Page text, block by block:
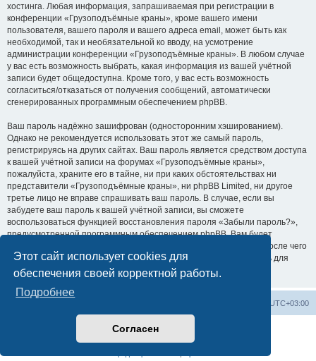
Этот сайт использует cookies для
обеспечения своей корректной работы.
Подробнее
Согласен
хостинга. Любая информация, запрашиваемая при регистрации в
конференции «Грузоподъёмные краны», кроме вашего имени
пользователя, вашего пароля и вашего адреса email, может быть как
необходимой, так и необязательной ко вводу, на усмотрение
администрации конференции «Грузоподъёмные краны». В любом случае
у вас есть возможность выбрать, какая информация из вашей учётной
записи будет общедоступна. Кроме того, у вас есть возможность
согласиться/отказаться от получения сообщений, автоматически
сгенерированных программным обеспечением phpBB.
Ваш пароль надёжно зашифрован (односторонним хэшированием).
Однако не рекомендуется использовать этот же самый пароль,
регистрируясь на других сайтах. Ваш пароль является средством доступа
к вашей учётной записи на форумах «Грузоподъёмные краны»,
пожалуйста, храните его в тайне, ни при каких обстоятельствах ни
представители «Грузоподъёмные краны», ни phpBB Limited, ни другое
третье лицо не вправе спрашивать ваш пароль. В случае, если вы
забудете ваш пароль к вашей учётной записи, вы сможете
воспользоваться функцией восстановления пароля «Забыли пароль?»,
предусмотренной программным обеспечением phpBB. Вам будет
необходимо ввести ваше имя пользователя и ваш адрес email, после чего
программное обеспечение phpBB сгенерирует вам новый пароль для
вашей учётной записи.
UTC+03:00
Создано на основеphpBB® Forum Software © phpBB Limited
Русская поддержка phpBB